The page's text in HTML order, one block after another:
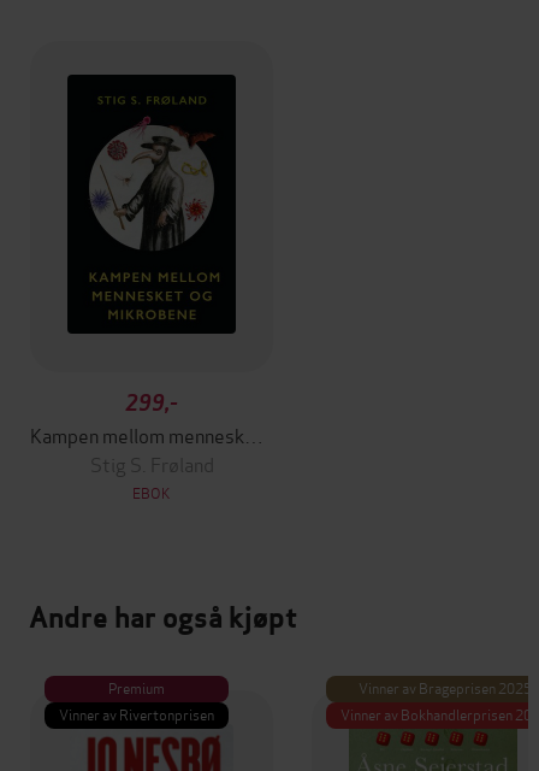
299,-
Stig S. Frøland
EBOK
Andre har også kjøpt
Premium
Vinner av Rivertonprisen
Vinner av Brageprisen 2025
Vinner av Bokhandlerprisen